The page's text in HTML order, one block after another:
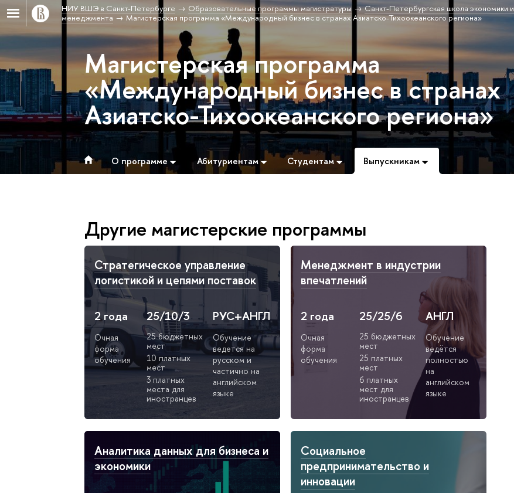
НИУ ВШЭ в Санкт-Петербурге Образовательные программы магистратуры
Санкт-Петербургская школа экономики и
менеджмента
Магистерская программа «Международный бизнес в странах Азиатско-Тихоокеанского региона»
Магистерская программа
«Международный бизнес в странах
Азиатско-Тихоокеанского региона»
О программе Абитуриентам Студентам Выпускникам
Другие магистерские программы
Стратегическое управление
логистикой и цепями поставок
2 года
Очная
форма
обучения
25/10/3
25 бюджетных
мест
10 платных
мест
3 платных
места для
иностранцев
РУС+АНГЛ
Обучение
ведется на
русском и
частично на
английском
языке
Менеджмент в индустрии
впечатлений
2 года
Очная
форма
обучения
25/25/6
25 бюджетных
мест
25 платных
мест
6 платных
мест для
иностранцев
АНГЛ
Обучение
ведётся
полностью
на
английском
языке
Аналитика данных для бизнеса и
экономики
Социальное
предпринимательство и
инновации